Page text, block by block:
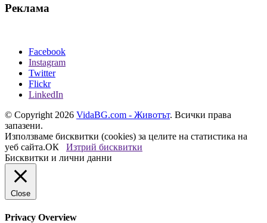
Реклама
Facebook
Instagram
Twitter
Flickr
LinkedIn
© Copyright 2026 VidaBG.com - Животът. Всички права
запазени.
Използваме бисквитки (cookies) за целите на статистика на
уеб сайта.ОК
Изтрий бисквитки
Бисквитки и лични данни
Close
Privacy Overview